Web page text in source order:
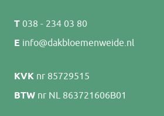
T 038 - 234 03 80
E info@dakbloemenweide.nl
KVK nr 85729515
BTW nr NL 863721606B01